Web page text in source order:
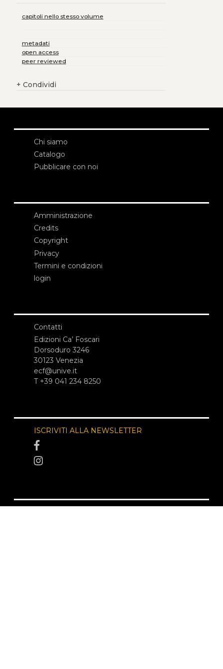
capitoli nello stesso volume
metadati
open access
peer reviewed
+ Condividi
Chi siamo
Catalogo
Pubblicare con noi
Amministrazione
Credits
Copyright
Privacy
Termini e condizioni
login
Contatti
Edizioni Ca’ Foscari
Dorsoduro 3246
30123 Venezia
ecf@unive.it
T +39 041 234 8250
ISCRIVITI ALLA NEWSLETTER